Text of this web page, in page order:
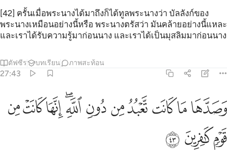
[42] ครั้นเมื่อพระนางได้มาถึงก็ได้ทูลพระนางว่า บัลลังก์ของ
พระนางเหมือนอย่างนี้หรือ พระนางตรัสว่า มันคล้ายอย่างนี้แหละ
และเราได้รับความรู้มาก่อนนาง และเราได้เป็นมุสลิมมาก่อนนาง
ตัฟซีร บทเรียน ภาพสะท้อน
27:43
وصدها ما كانت تعبد من دون الله انها كانت من قوم كافرين ٤٣
وَصَدَّهَا مَا كَانَت تَّعْبُدُ مِن دُونِ ٱللَّهِ ۖ إِنَّهَا كَانَتْ مِن قَوْمٍۢ كَـٰفِرِينَ ٤٣
ﳆﳇﳈﳉﳊﳋﳌﳍﳎﳏﳐ
ﳑﳒﳓ